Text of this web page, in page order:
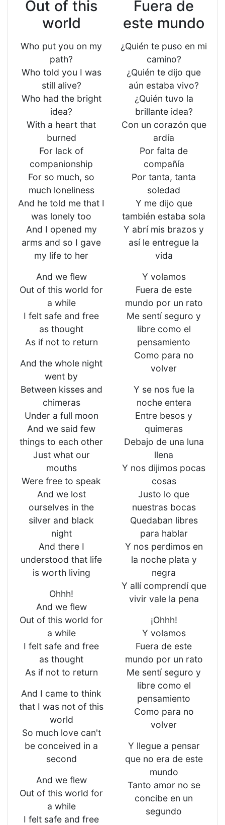
Out of this
world
Who put you on my
path?
Who told you I was
still alive?
Who had the bright
idea?
With a heart that
burned
For lack of
companionship
For so much, so
much loneliness
And he told me that I
was lonely too
And I opened my
arms and so I gave
my life to her
And we flew
Out of this world for
a while
I felt safe and free
as thought
As if not to return
And the whole night
went by
Between kisses and
chimeras
Under a full moon
And we said few
things to each other
Just what our
mouths
Were free to speak
And we lost
ourselves in the
silver and black
night
And there I
understood that life
is worth living
Ohhh!
And we flew
Out of this world for
a while
I felt safe and free
as thought
As if not to return
And I came to think
that I was not of this
world
So much love can't
be conceived in a
second
And we flew
Out of this world for
a while
I felt safe and free
Fuera de
este mundo
¿Quién te puso en mi
camino?
¿Quién te dijo que
aún estaba vivo?
¿Quién tuvo la
brillante idea?
Con un corazón que
ardía
Por falta de
compañía
Por tanta, tanta
soledad
Y me dijo que
también estaba sola
Y abrí mis brazos y
así le entregue la
vida
Y volamos
Fuera de este
mundo por un rato
Me sentí seguro y
libre como el
pensamiento
Como para no
volver
Y se nos fue la
noche entera
Entre besos y
quimeras
Debajo de una luna
llena
Y nos dijimos pocas
cosas
Justo lo que
nuestras bocas
Quedaban libres
para hablar
Y nos perdimos en
la noche plata y
negra
Y allí comprendí que
vivir vale la pena
¡Ohhh!
Y volamos
Fuera de este
mundo por un rato
Me sentí seguro y
libre como el
pensamiento
Como para no
volver
Y llegue a pensar
que no era de este
mundo
Tanto amor no se
concibe en un
segundo